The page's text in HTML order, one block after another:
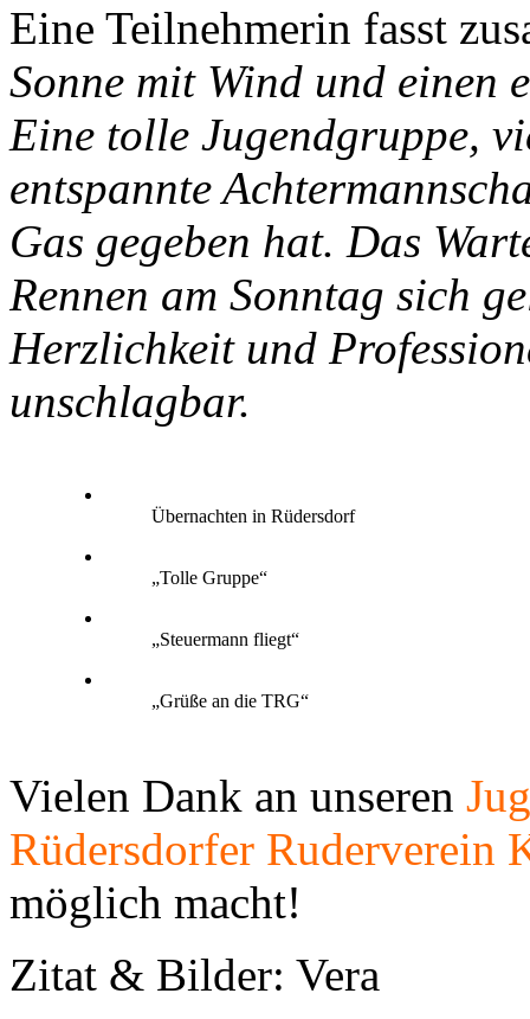
Eine Teilnehmerin fasst
Sonne mit Wind und einen
Eine tolle Jugendgruppe,
entspannte
Gas gegeben hat. Das
Rennen am Sonntag sich
Herzlichkeit und
unschlagbar.
Übernachten in Rüdersdorf
„Tolle Gruppe“
„Steuermann fliegt“
„Grüße an die TRG“
Vielen Dank an unseren
Rüdersdorfer Ruderverein
möglich macht!
Zitat & Bilder: Vera